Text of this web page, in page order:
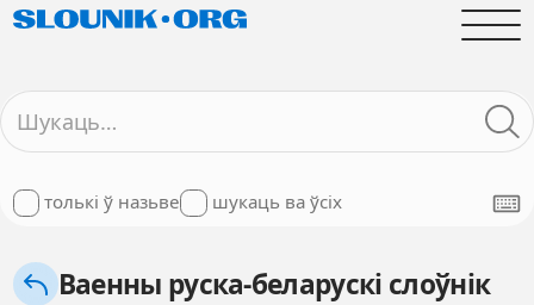
толькі ў назьве шукаць ва ўсіх
Ваенны руска-беларускі слоўнік